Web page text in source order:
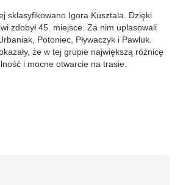
sklasyfikowano Igora Kusztala. Dzięki
zdobył 45. miejsce. Za nim uplasowali
Potoniec, Pływaczyk i Pawluk.
że w tej grupie największą różnicę
i mocne otwarcie na trasie.